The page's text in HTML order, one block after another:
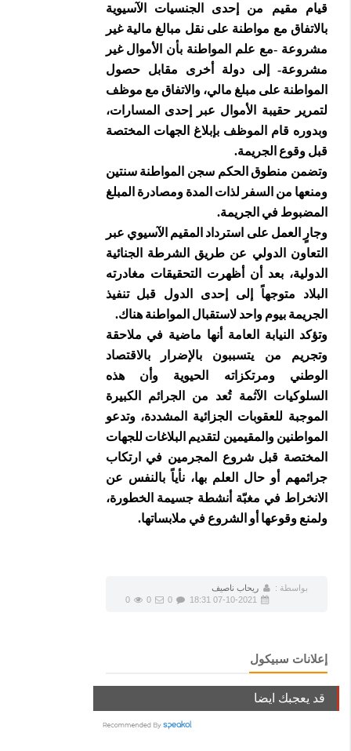
قيام مقيم من إحدى الجنسيات الآسيوية
بالاتفاق مع مواطنة على نقل مبالغ مالية غير
مشروعة -مع علم المواطنة بأن الأموال غير
مشروعة- إلى دولة أخرى مقابل حصول
المواطنة على مبلغ مالي، والاتفاق مع موظف
لتمرير حقيبة الأموال عبر إحدى المسارات،
وبدوره قام الموظف بإبلاغ الجهات المختصة
قبل وقوع الجريمة.
وتضمن منطوق الحكم سجن المواطنة سنتين
ومنعها من السفر لذات المدة ومصادرة المبلغ
المضبوط في الجريمة.
وجارٍ العمل على استرداد المقيم الآسيوي عبر
التعاون الدولي عن طريق الشرطة الجنائية
الدولية، بعد أن أظهرت التحقيقات مغادرته
البلاد متوجهاً إلى إحدى الدول قبل تنفيذ
الجريمة بيوم واحد لاستقبال المواطنة هناك.
وتؤكد النيابة العامة أنها ماضية في ملاحقة
وتجريم من يتسببون بالإضرار بالاقتصاد
الوطني ومرتكزاته الحيوية وأن هذه
السلوكيات الآثمة تُعد من الجرائم الكبيرة
الموجبة للعقوبات الجزائية المشددة، وتدعو
المواطنين والمقيمين لتقديم البلاغات للجهات
المختصة قبل شروع المجرمين في ارتكاب
جرائمهم أو حال العلم بها، نأياً بالنفس عن
الانخراط في مغبّة أنشطة جسيمة الخطورة،
ولمنع وقوعها أو الشروع في ملابساتها.
بواسطة :
ريحاب ناصيف
0
0
إعلانات سبيكول
قد يعجبك ايضا